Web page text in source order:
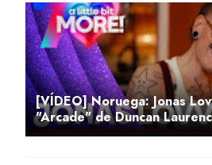
[VÍDEO] Noruega: Jonas
"Arcade" de Duncan